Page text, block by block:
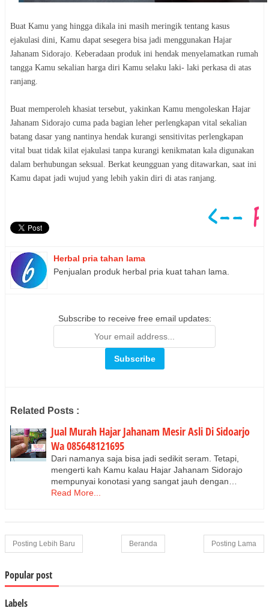
Buat Kamu yang hingga dikala ini masih meringik tentang kasus
ejakulasi dini, Kamu dapat sesegera bisa jadi menggunakan Hajar
Jahanam Sidorajo. Keberadaan produk ini hendak menyelamatkan rumah
tangga Kamu sekalian harga diri Kamu selaku laki- laki perkasa di atas
ranjang.
Buat memperoleh khasiat tersebut, yakinkan Kamu mengoleskan Hajar
Jahanam Sidorajo cuma pada bagian leher perlengkapan vital sekalian
batang dasar yang nantinya hendak kurangi sensitivitas perlengkapan
vital buat tidak kilat ejakulasi tanpa kurangi kenikmatan kala digunakan
dalam berhubungan seksual. Berkat keungguan yang ditawarkan, saat ini
Kamu dapat jadi wujud yang lebih yakin diri di atas ranjang.
Herbal pria tahan lama
Penjualan produk herbal pria kuat tahan lama.
Subscribe to receive free email updates:
Related Posts :
Jual Murah Hajar Jahanam Mesir Asli Di Sidoarjo
Wa 085648121695
Dari namanya saja bisa jadi sedikit seram. Tetapi,
mengerti kah Kamu kalau Hajar Jahanam Sidorajo
mempunyai konotasi yang sangat jauh dengan…
Read More...
Posting Lebih Baru Posting Lama
Beranda
Popular post
Labels